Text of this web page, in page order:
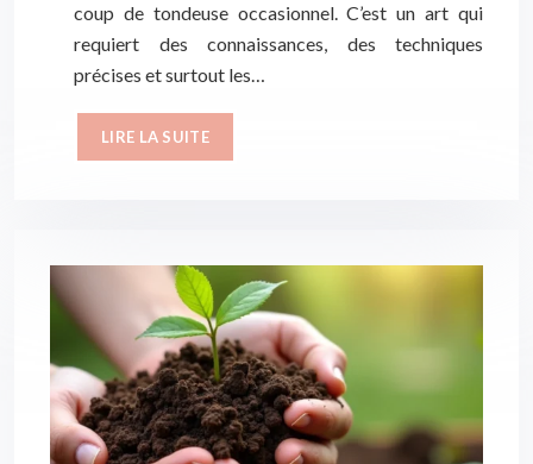
coup de tondeuse occasionnel. C’est un art qui
requiert des connaissances, des techniques
précises et surtout les…
LIRE LA SUITE